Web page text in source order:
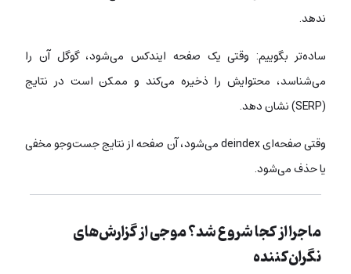
ندهد.
ساده‌تر بگوییم: وقتی یک صفحه ایندکس می‌شود، گوگل آن را
می‌شناسد، محتوایش را ذخیره می‌کند و ممکن است در نتایج
(SERP) نشان دهد.
وقتی صفحه‌ای deindex می‌شود، آن صفحه از نتایج جست‌وجو مخفی
یا حذف می‌شود.
ماجرا از کجا شروع شد؟ موجی از گزارش‌های
نگران‌کننده